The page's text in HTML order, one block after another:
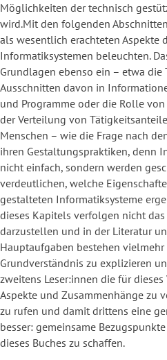
Möglichkeiten der technisch
wird.Mit den folgenden
als wesentlich erachteten Aspekte
Informatiksystemen beleuchten.
Grundlagen ebenso ein – etwa
Ausschnitten davon in
und Programme oder die Rolle
der Verteilung von
Menschen – wie die Frage nach
ihren Gestaltungspraktiken, denn
nicht einfach, sondern werden
verdeutlichen, welche
gestalteten Informatiksysteme
dieses Kapitels verfolgen nicht
darzustellen und in der Literatur
Hauptaufgaben bestehen
Grundverständnis zu explizieren
zweitens Leser:innen die für
Aspekte und Zusammenhänge zu
zu rufen und damit drittens eine
besser: gemeinsame
dieses Buches zu schaffen.